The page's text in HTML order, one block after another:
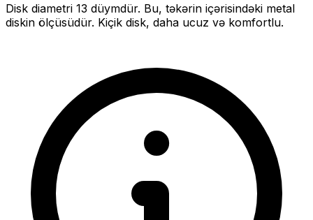
Disk diametri 13 düymdür. Bu, təkərin içərisindəki metal
diskin ölçüsüdür. Kiçik disk, daha ucuz və komfortlu.